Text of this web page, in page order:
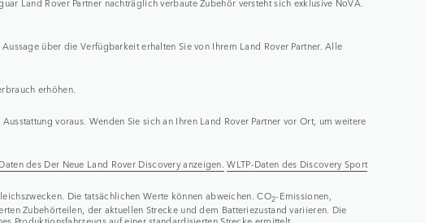
Land Rover Partner nachträglich verbaute Zubehör versteht sich exklusive NoVA.
über die Verfügbarkeit erhalten Sie von Ihrem Land Rover Partner. Alle
erhöhen.
voraus. Wenden Sie sich an Ihren Land Rover Partner vor Ort, um weitere
des Der Neue Land Rover Discovery anzeigen. WLTP-Daten des Discovery Sport
Die tatsächlichen Werte können abweichen. CO2-Emissionen,
Zubehörteilen, der aktuellen Strecke und dem Batteriezustand variieren. Die